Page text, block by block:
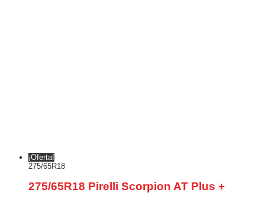
¡Oferta!
275/65R18
275/65R18 Pirelli Scorpion AT Plus +